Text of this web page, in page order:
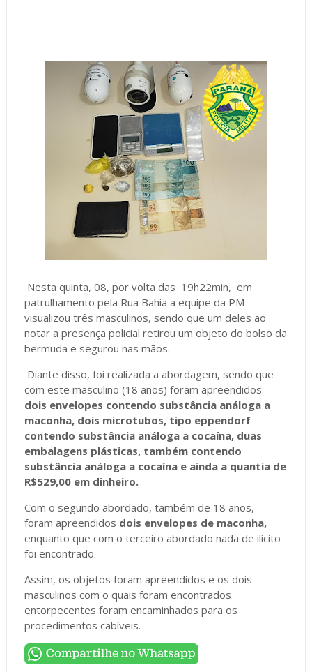
Nesta quinta, 08, por volta das 19h22min, em
patrulhamento pela Rua Bahia a equipe da PM
visualizou três masculinos, sendo que um deles ao
notar a presença policial retirou um objeto do bolso da
bermuda e segurou nas mãos.
Diante disso, foi realizada a abordagem, sendo que
com este masculino (18 anos) foram apreendidos:
dois envelopes contendo substância análoga a
maconha, dois microtubos, tipo eppendorf
contendo substância análoga a cocaína, duas
embalagens plásticas, também contendo
substância análoga a cocaína e ainda a quantia de
R$529,00 em dinheiro.
Com o segundo abordado, também de 18 anos,
foram apreendidos dois envelopes de maconha,
enquanto que com o terceiro abordado nada de ilícito
foi encontrado.
Assim, os objetos foram apreendidos e os dois
masculinos com o quais foram encontrados
entorpecentes foram encaminhados para os
procedimentos cabíveis.